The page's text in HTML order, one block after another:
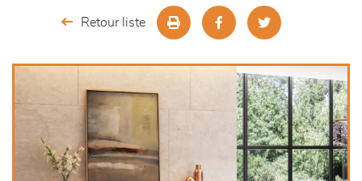
décoration
Retour liste